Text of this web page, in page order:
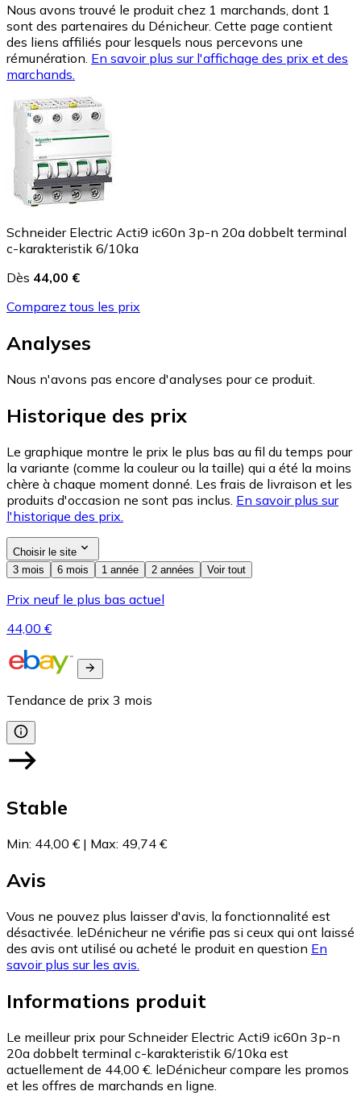
Nous avons trouvé le produit chez 1 marchands, dont 1
sont des partenaires du Dénicheur. Cette page contient
des liens affiliés pour lesquels nous percevons une
rémunération. En savoir plus sur l'affichage des prix et des
marchands.
Schneider Electric Acti9 ic60n 3p-n 20a dobbelt terminal
c-karakteristik 6/10ka
Dès 44,00 €
Comparez tous les prix
Analyses
Nous n'avons pas encore d'analyses pour ce produit.
Historique des prix
Le graphique montre le prix le plus bas au fil du temps pour
la variante (comme la couleur ou la taille) qui a été la moins
chère à chaque moment donné. Les frais de livraison et les
produits d'occasion ne sont pas inclus. En savoir plus sur
l'historique des prix.
Choisir le site
3 mois
6 mois 1 année 2 années Voir tout
Prix neuf le plus bas actuel
44,00 €
Tendance de prix 3 mois
Stable
Min: 44,00 € | Max: 49,74 €
Avis
Vous ne pouvez plus laisser d'avis, la fonctionnalité est
désactivée. leDénicheur ne vérifie pas si ceux qui ont laissé
des avis ont utilisé ou acheté le produit en question En
savoir plus sur les avis.
Informations produit
Le meilleur prix pour Schneider Electric Acti9 ic60n 3p-n
20a dobbelt terminal c-karakteristik 6/10ka est
actuellement de 44,00 €. leDénicheur compare les promos
et les offres de marchands en ligne.